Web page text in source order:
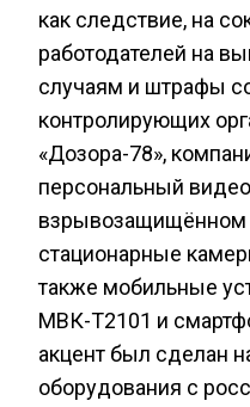
как следствие, на
работодателей на
случаям и штрафы
контролирующих
«Дозора-78»,
персональный
взрывозащищённом
стационарные
также мобильные
МВК-Т2101 и
акцент был сделан
оборудования с